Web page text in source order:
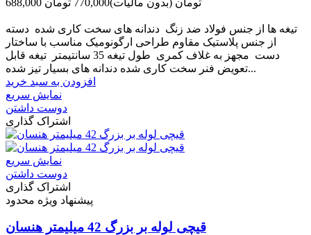
688,000 تومان (بدون مالیات)770,000 تومان
تیغه ها از جنس فولاد ضد زنگ دندانه های سخت کاری شده دسته
از جنس پلاستیک مقاوم طراحی ارگونومیک مناسب با ساختار
دست مجهز به غلاف کمری طول تیغه 35 سانتیمتر تیغه قابل
تعویض فنر سخت کاری شده دندانه های بسیار تیز شده...
افزودن به سبد خرید
نمایش سریع
دوست داشتن
اشتراک گذاری
نمایش سریع
دوست داشتن
اشتراک گذاری
پیشنهاد ویژه محدود
قیچی لوله بر بزرگ 42 میلیمتر هنسان